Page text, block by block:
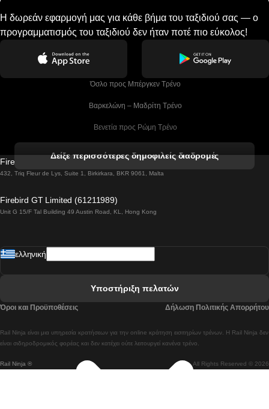
Η δωρεάν εφαρμογή μας για κάθε βήμα του ταξιδιού σας — ο
προγραμματισμός του ταξιδιού δεν ήταν ποτέ πιο εύκολος!
Όσλο προς Μπέργκεν Tρένο
Βαρκελώνη – Μαδρίτη Tρένο
Βενετία προς Ρώμη Τρένο
Βιέννη προς Σάλτσμπουργκ Τρένα
Βουδαπέστη προς Πράγα Tρένο
Λισαβόνα προς Λάγος Tρένο
Λισαβόνα προς Μαδρίτη Τρένα
Δείξε περισσότερες δημοφιλείς διαδρομές
Firebird GT Limited (OC 1451)
432, Triq Fleur de Lys, Suite 1, Birkirkara, BKR 9061, Malta
Firebird GT Limited (61211989)
Unit G 15/F Tal Building 49 Austin Road, KL, Hong Kong
Rail Ninja ® All Rights Reserved © 2026
Rail Ninja είναι μια υπηρεσία κρατήσεων για την online κράτηση εισιτηρίων τρένων. Η Rail Ninja δεν
είναι σιδηροδρομικός φορέας και δεν κατέχει ούτε λειτουργεί κανένα τρένο.
ελληνική
Υποστήριξη πελατών
Όροι και Προϋποθέσεις Δήλωση Πολιτικής Απορρήτου